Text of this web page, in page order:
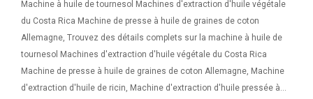
Machine à huile de tournesol Machines d'extraction d'huile végétale
du Costa Rica Machine de presse à huile de graines de coton
Allemagne, Trouvez des détails complets sur la machine à huile de
tournesol Machines d'extraction d'huile végétale du Costa Rica
Machine de presse à huile de graines de coton Allemagne, Machine
d'extraction d'huile de ricin, Machine d'extraction d'huile pressée à